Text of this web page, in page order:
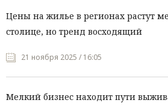
Цены на жилье в регионах растут
столице, но тренд восходящий
21 ноября 2025 / 16:05
Мелкий бизнес находит пути